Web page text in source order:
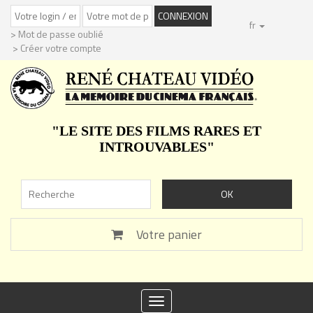
> Mot de passe oublié
> Créer votre compte
fr
"LE SITE DES FILMS RARES ET
INTROUVABLES"
Votre panier
Toggle